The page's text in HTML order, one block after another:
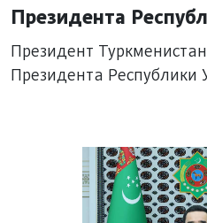
Президента
Президент
Президента Республики